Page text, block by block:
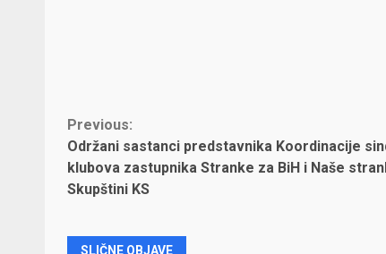
Continue
Reading
Previous:
Održani sastanci predstavnika Koordinacije
klubova zastupnika Stranke za BiH i Naše
Skupštini KS
SLIČNE OBJAVE